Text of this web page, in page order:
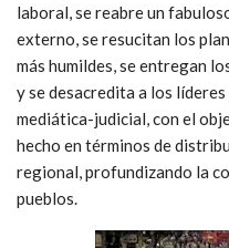
laboral, se reabre un
externo, se resucitan los
más humildes, se entregan
y se desacredita a los
mediática-judicial, con el
hecho en términos de
regional, profundizando la
pueblos.